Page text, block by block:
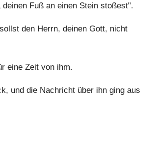
Fuß an einen Stein stoßest".
den Herrn, deinen Gott, nicht
eine Zeit von ihm.
und die Nachricht über ihn ging aus